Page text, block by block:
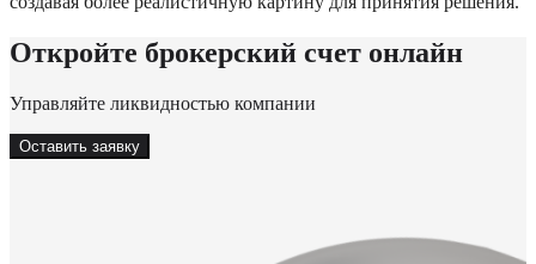
Откройте брокерский счет онлайн
Управляйте ликвидностью компании
Оставить заявку